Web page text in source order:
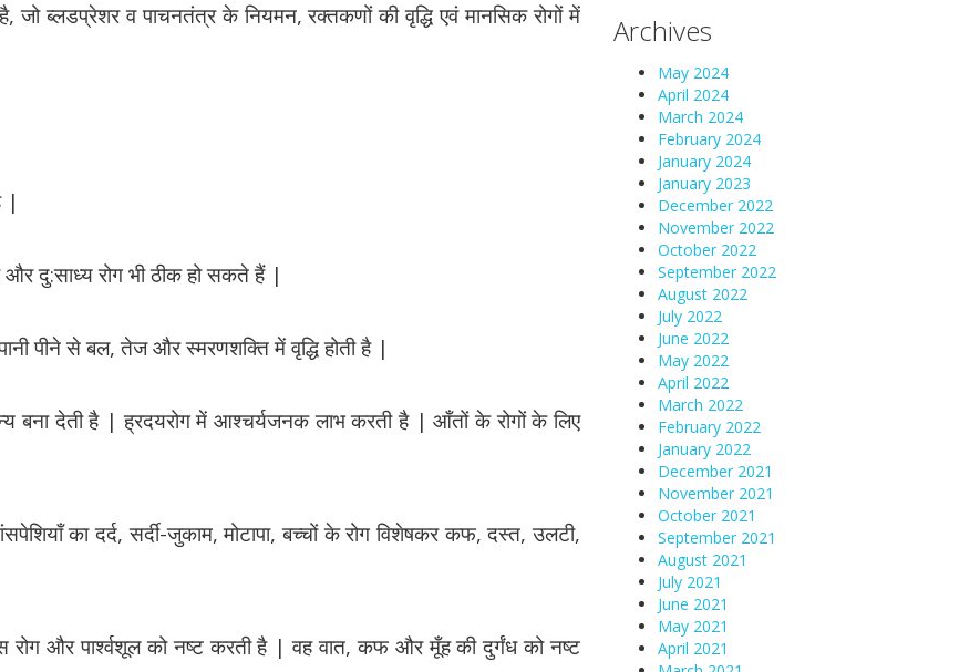
ब्लडप्रेशर व पाचनतंत्र के नियमन, रक्तकणों की वृद्धि एवं मानसिक रोगों में
|
दु:साध्य रोग भी ठीक हो सकते हैं |
पीने से बल, तेज और स्मरणशक्ति में वृद्धि होती है |
बना देती है | ह्रदयरोग में आश्चर्यजनक लाभ करती है | आँतों के रोगों के लिए
का दर्द, सर्दी-जुकाम, मोटापा, बच्चों के रोग विशेषकर कफ, दस्त, उलटी,
रोग और पार्श्वशूल को नष्ट करती है | वह वात, कफ और मूँह की दुर्गंध को नष्ट
Archives
May 2024
April 2024
March 2024
February 2024
January 2024
January 2023
December 2022
November 2022
October 2022
September 2022
August 2022
July 2022
June 2022
May 2022
April 2022
March 2022
February 2022
January 2022
December 2021
November 2021
October 2021
September 2021
August 2021
July 2021
June 2021
May 2021
April 2021